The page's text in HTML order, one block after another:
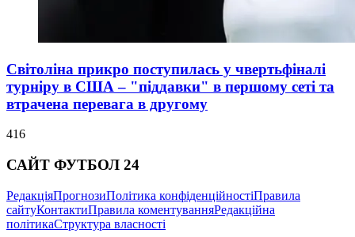
Світоліна прикро поступилась у чвертьфіналі
турніру в США – "піддавки" в першому сеті та
втрачена перевага в другому
416
САЙТ ФУТБОЛ 24
РедакціяПрогнозиПолітика конфіденційностіПравила
сайтуКонтактиПравила коментуванняРедакційна
політикаСтруктура власності